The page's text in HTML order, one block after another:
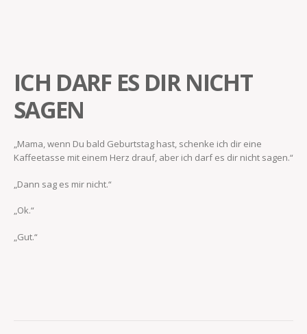
ICH DARF ES DIR NICHT
SAGEN
„Mama, wenn Du bald Geburtstag hast, schenke ich dir eine
Kaffeetasse mit einem Herz drauf, aber ich darf es dir nicht sagen.“
„Dann sag es mir nicht.“
„Ok.“
„Gut.“